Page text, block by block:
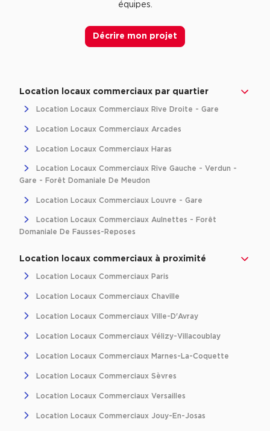
Achat de Bureaux à Paris
Achat de Bureaux à Rennes
Bureaux certifiés - Environnement
Immeuble de bureaux avec services
Location bureaux Bellecour - Cordeliers (Lyon)
Haussmanniens
Location d'Entrepôts / Activités
équipes.
Décrire mon projet
Location locaux commerciaux par quartier
Location Locaux Commerciaux Rive Droite - Gare
Location Locaux Commerciaux Arcades
Location Locaux Commerciaux Haras
Location Locaux Commerciaux Rive Gauche - Verdun -
Gare - Forêt Domaniale De Meudon
Location Locaux Commerciaux Louvre - Gare
Location Locaux Commerciaux Aulnettes - Forêt
Domaniale De Fausses-Reposes
Location locaux commerciaux à proximité
Location Locaux Commerciaux Paris
Location Locaux Commerciaux Chaville
Location Locaux Commerciaux Ville-D'Avray
Location Locaux Commerciaux Vélizy-Villacoublay
Location Locaux Commerciaux Marnes-La-Coquette
Location Locaux Commerciaux Sèvres
Location Locaux Commerciaux Versailles
Location Locaux Commerciaux Jouy-En-Josas